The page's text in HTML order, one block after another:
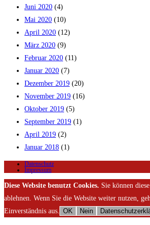
Juni 2020 (4)
Mai 2020 (10)
April 2020 (12)
März 2020 (9)
Februar 2020 (11)
Januar 2020 (7)
Dezember 2019 (20)
November 2019 (16)
Oktober 2019 (5)
September 2019 (1)
April 2019 (2)
Januar 2018 (1)
Datenschutz
Impressum
Diese Website benutzt Cookies. Sie können
ablehnen. Wenn Sie die Website weiter nutzen,
Einverständnis aus.
OK Nein